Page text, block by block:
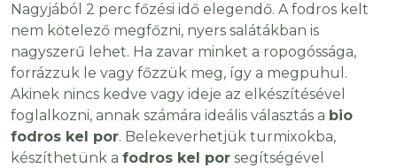
Nagyjából 2 perc főzési idő elegendő. A fodros kelt
nem kötelező megfőzni, nyers salátákban is
nagyszerű lehet. Ha zavar minket a ropogóssága,
forrázzuk le vagy főzzük meg, így a megpuhul.
Akinek nincs kedve vagy ideje az elkészítésével
foglalkozni, annak számára ideális választás a bio
fodros kel por. Belekeverhetjük turmixokba,
készíthetünk a fodros kel por segítségével